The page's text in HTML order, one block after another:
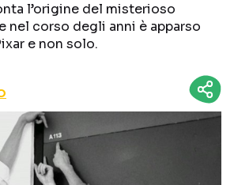
l’origine del misterioso
nel corso degli anni è apparso
e non solo.